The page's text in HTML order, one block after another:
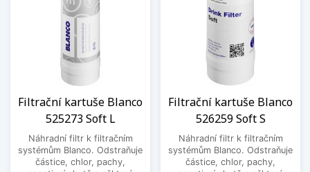
Filtrační kartuše Blanco
525273 Soft L
Náhradní filtr k filtračním
systémům Blanco. Odstraňuje
částice, chlor, pachy,
Filtrační kartuše Blanco
526259 Soft S
Náhradní filtr k filtračním
systémům Blanco. Odstraňuje
částice, chlor, pachy,